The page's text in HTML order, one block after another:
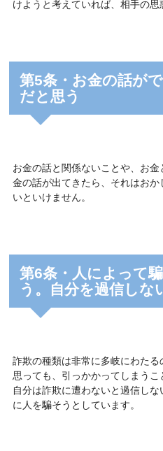
けようと考えていれば、相手の思
第5条・お金の話が
だと思う
お金の話と関係ないことや、お
金の話が出てきたら、それはお
いといけません。
第6条・人によって
う。自分を過信しな
詐欺の種類は非常に多岐にわた
思っても、引っかかってしまうこ
自分は詐欺に遭わないと過信し
に人を騙そうとしています。